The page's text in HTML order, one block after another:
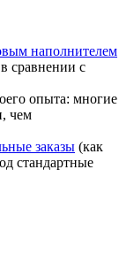
наполнителем
в сравнении с
опыта: многие
чем
заказы (как
стандартные